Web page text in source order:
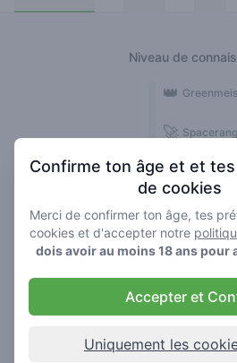
Niveau de
🍃 Smoker
🌱 Roller
🥦 Stoner
🚀
👑
Confirme ton âge et et
de cookies
Merci de confirmer ton âge, tes
cookies et d'accepter notre
dois avoir au moins 18 ans pour
Accepter et
Uniquement les